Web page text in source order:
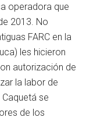
operadora que
2013. No
FARC en la
les hicieron
autorización de
la labor de
se
de los